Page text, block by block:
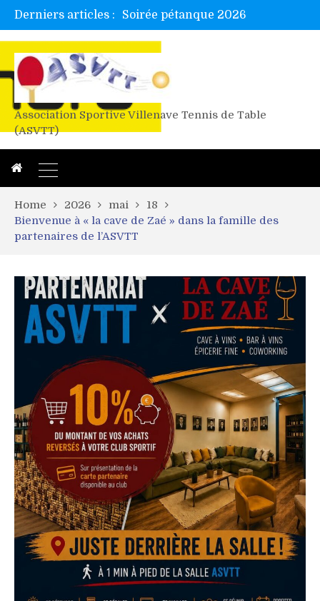
Derniers articles :
Soirée pétanque 2026
Tetelle et Wawa en bretagne
Alex valide l’EF
Association Sportive Villenave Tennis de Table
(ASVTT)
Home 2026 mai
18
Bienvenue à « la cave de Zaé » dans la famille des
partenaires de l’ASVTT